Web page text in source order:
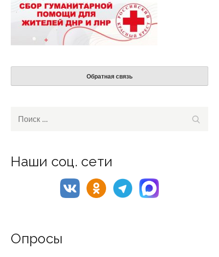
Обратная связь
Search
Наши соц. сети
Опросы